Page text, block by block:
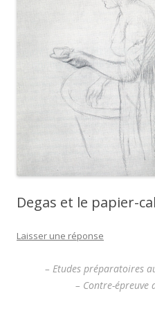
Degas et le papier-
Laisser une réponse
– Etudes préparatoires
– Contre-épreuve